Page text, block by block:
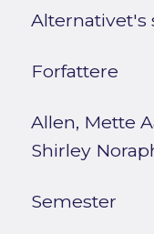
Alternativet's
Forfattere
Allen, Mette
Shirley
Semester